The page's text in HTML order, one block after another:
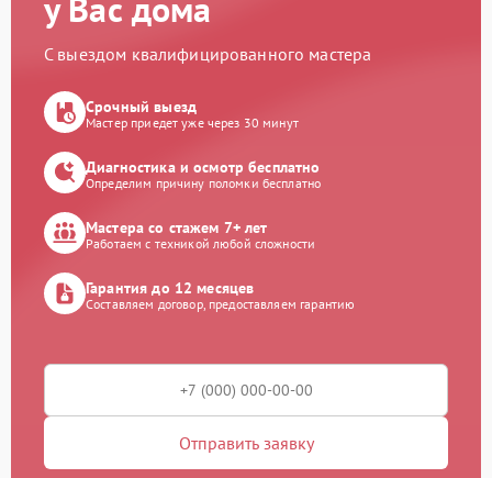
С выездом квалифицированного мастера
Срочный выезд
Мастер приедет уже через 30 минут
Диагностика и осмотр бесплатно
Определим причину поломки бесплатно
Мастера со стажем 7+ лет
Работаем с техникой любой сложности
Гарантия до 12 месяцев
Составляем договор, предоставляем гарантию
Отправить заявку